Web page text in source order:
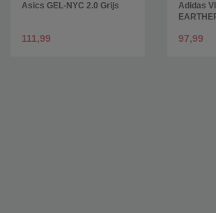
Asics GEL-NYC 2.0 Grijs
111,99
Adidas
97,99